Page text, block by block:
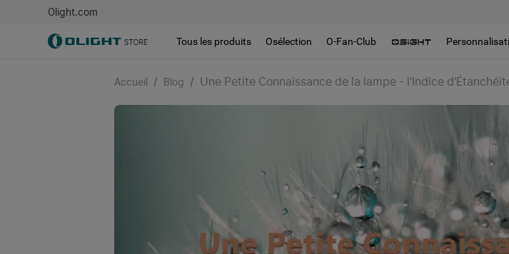
Olight.com
Tous les produits Osélection O-Fan-Club
Accueil / Blog / Une Petite Connaissance de la lampe - l'Indice